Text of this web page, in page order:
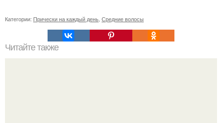
Категории: Прически на каждый день, Средние волосы
Читайте также